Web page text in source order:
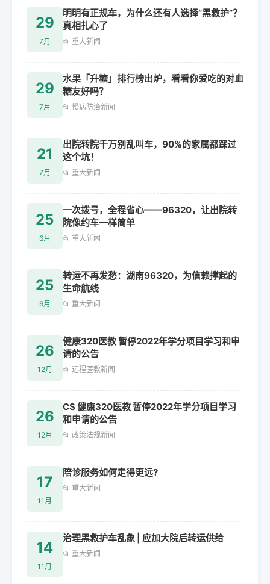
29
7月
明明有正规车，为什么还有人选择“黑救护”？
真相扎心了
📂 重大新闻
29
7月
水果「升糖」排行榜出炉，看看你爱吃的对血
糖友好吗？
📂 慢病防治新闻
21
7月
出院转院千万别乱叫车，90%的家属都踩过
这个坑！
📂 重大新闻
25
6月
一次拨号，全程省心——96320，让出院转
院像约车一样简单
📂 重大新闻
25
6月
转运不再发愁：湖南96320，为信赖撑起的
生命航线
📂 重大新闻
26
12月
健康320医教 暂停2022年学分项目学习和申
请的公告
📂 远程医教新闻
26
12月
CS 健康320医教 暂停2022年学分项目学习
和申请的公告
📂 政策法规新闻
17
11月
陪诊服务如何走得更远?
📂 重大新闻
14
11月
治理黑救护车乱象 | 应加大院后转运供给
📂 重大新闻